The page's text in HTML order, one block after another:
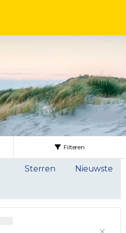
Filteren
Sterren Nieuwste